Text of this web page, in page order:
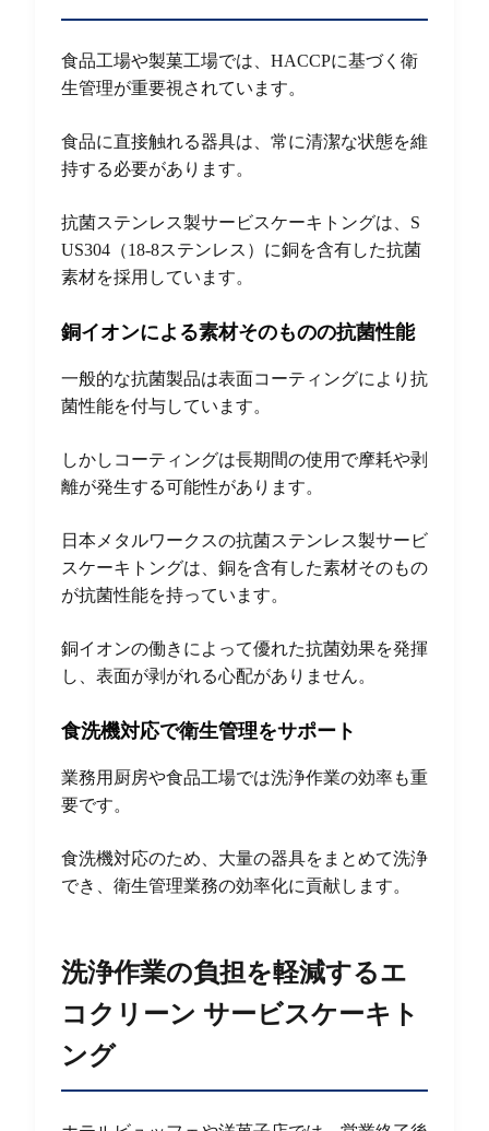
食品工場や製菓工場では、HACCPに基づく衛
生管理が重要視されています。
食品に直接触れる器具は、常に清潔な状態を維
持する必要があります。
抗菌ステンレス製サービスケーキトングは、S
US304（18-8ステンレス）に銅を含有した抗菌
素材を採用しています。
銅イオンによる素材そのものの抗菌性能
一般的な抗菌製品は表面コーティングにより抗
菌性能を付与しています。
しかしコーティングは長期間の使用で摩耗や剥
離が発生する可能性があります。
日本メタルワークスの抗菌ステンレス製サービ
スケーキトングは、銅を含有した素材そのもの
が抗菌性能を持っています。
銅イオンの働きによって優れた抗菌効果を発揮
し、表面が剥がれる心配がありません。
食洗機対応で衛生管理をサポート
業務用厨房や食品工場では洗浄作業の効率も重
要です。
食洗機対応のため、大量の器具をまとめて洗浄
でき、衛生管理業務の効率化に貢献します。
洗浄作業の負担を軽減するエ
コクリーン サービスケーキト
ング